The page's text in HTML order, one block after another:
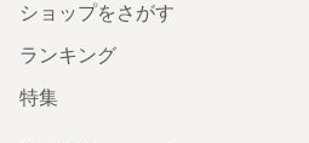
ショップをさがす
ランキング
特集